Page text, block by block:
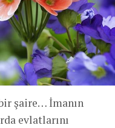
şaire… İmanın
evlatlarını